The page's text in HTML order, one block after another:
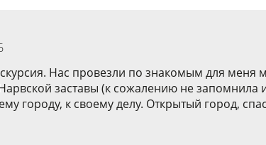
Нас провезли по знакомым для
заставы (к сожалению не
городу, к своему делу. Открытый город,